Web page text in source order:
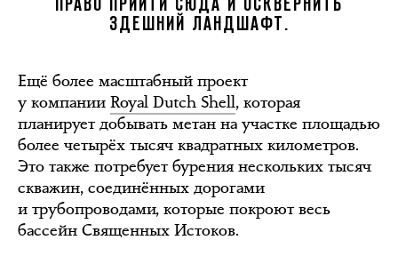
ПРАВО ПРИЙТИ СЮДА И ОСКВЕРНИТЬ
ЗДЕШНИЙ ЛАНДШАФТ.
Ещё более масштабный проект
у компании Royal Dutch Shell, которая
планирует добывать метан на участке площадью
более четырёх тысяч квадратных километров.
Это также потребует бурения нескольких тысяч
скважин, соединённых дорогами
и трубопроводами, которые покроют весь
бассейн Священных Истоков.